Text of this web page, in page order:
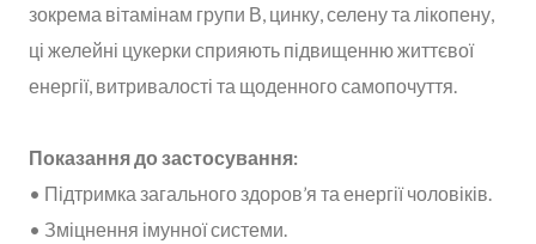
зокрема вітамінам групи В, цинку, селену та лікопену,
ці желейні цукерки сприяють підвищенню життєвої
енергії, витривалості та щоденного самопочуття.
Показання до застосування:
• Підтримка загального здоров’я та енергії чоловіків.
• Зміцнення імунної системи.